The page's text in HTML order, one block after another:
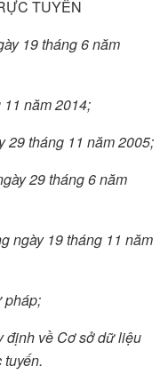
TUYẾN
19 tháng 6 năm
năm 2014;
29 tháng 11 năm 2005;
29 tháng 6 năm
ngày 19 tháng 11 năm
pháp;
định về Cơ sở dữ liệu